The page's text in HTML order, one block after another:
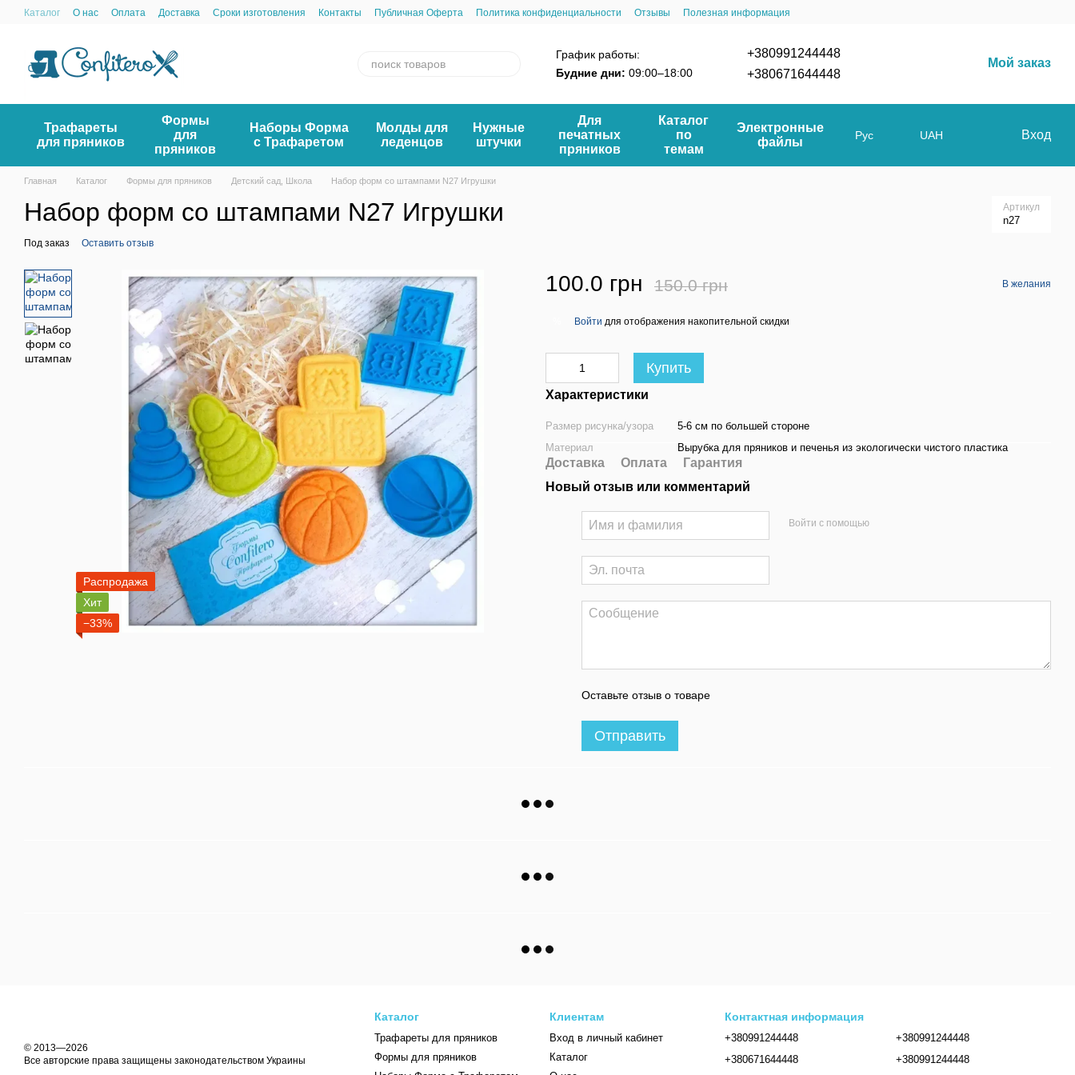
Перейти к основному контенту
Каталог О нас Оплата Доставка Сроки изготовления Контакты Публичная Оферта Политика конфиденциальности Отзывы Полезная информация
График работы:
Будние дни: 09:00–18:00
+380991244448
+380671644448
Мой заказ
Трафареты
для пряников
Формы
для
пряников
Наборы Форма
с Трафаретом
Молды для
леденцов
Нужные
штучки
Для
печатных
пряников
Каталог
по
темам
Электронные
файлы
Рус UAH Вход
Главная Каталог Формы для пряников Детский сад, Школа Набор форм со штампами N27 Игрушки
Набор форм со штампами N27 Игрушки Артикул
n27
Под заказ Оставить отзыв
Распродажа
Хит
−33%
100.0 грн 150.0 грн В желания
Войти для отображения накопительной скидки
Купить
Характеристики
Размер рисунка/узора
5-6 см по большей стороне
Материал
Вырубка для пряников и печенья из экологически чистого пластика
Доставка Оплата
Гарантия
Новый отзыв или комментарий
Войти с помощью
Оставьте отзыв о товаре
Отправить
© 2013—2026
Все авторские права защищены законодательством Украины
Каталог
Трафареты для пряников
Формы для пряников
Клиентам
Вход в личный кабинет
Каталог
Контактная информация
+380991244448
+380671644448
+380991244448
+380991244448